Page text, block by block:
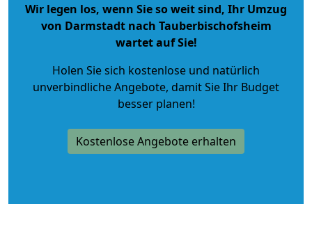
Wir legen los, wenn Sie so weit sind, Ihr Umzug
von Darmstadt nach Tauberbischofsheim
wartet auf Sie!
Holen Sie sich kostenlose und natürlich
unverbindliche Angebote, damit Sie Ihr Budget
besser planen!
Kostenlose Angebote erhalten